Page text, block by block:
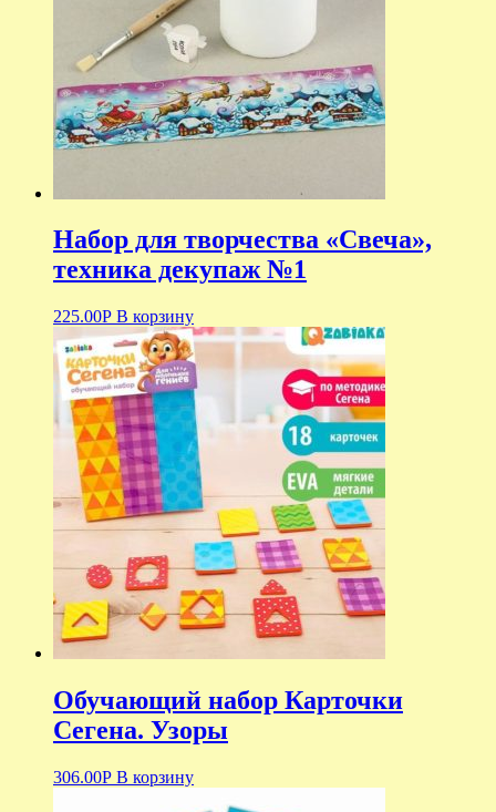
Набор для творчества «Свеча»,
техника декупаж №1
225.00Р В корзину
Обучающий набор Карточки
Сегена. Узоры
306.00Р В корзину